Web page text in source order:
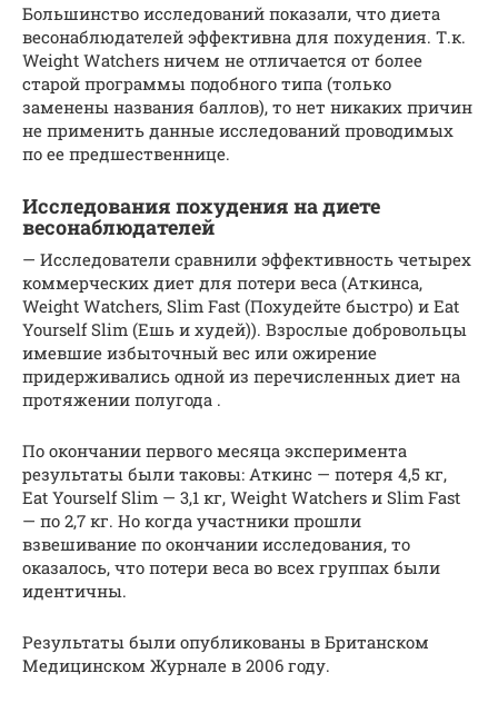
Большинство исследований показали, что диета
весонаблюдателей эффективна для похудения. Т.к.
Weight Watchers ничем не отличается от более
старой программы подобного типа (только
заменены названия баллов), то нет никаких причин
не применить данные исследований проводимых
по ее предшественнице.
Исследования похудения на диете
весонаблюдателей
— Исследователи сравнили эффективность четырех
коммерческих диет для потери веса (Аткинса,
Weight Watchers, Slim Fast (Похудейте быстро) и Eat
Yourself Slim (Ешь и худей)). Взрослые добровольцы
имевшие избыточный вес или ожирение
придерживались одной из перечисленных диет на
протяжении полугода .
По окончании первого месяца эксперимента
результаты были таковы: Аткинс — потеря 4,5 кг,
Eat Yourself Slim — 3,1 кг, Weight Watchers и Slim Fast
— по 2,7 кг. Но когда участники прошли
взвешивание по окончании исследования, то
оказалось, что потери веса во всех группах были
идентичны.
Результаты были опубликованы в Британском
Медицинском Журнале в 2006 году.